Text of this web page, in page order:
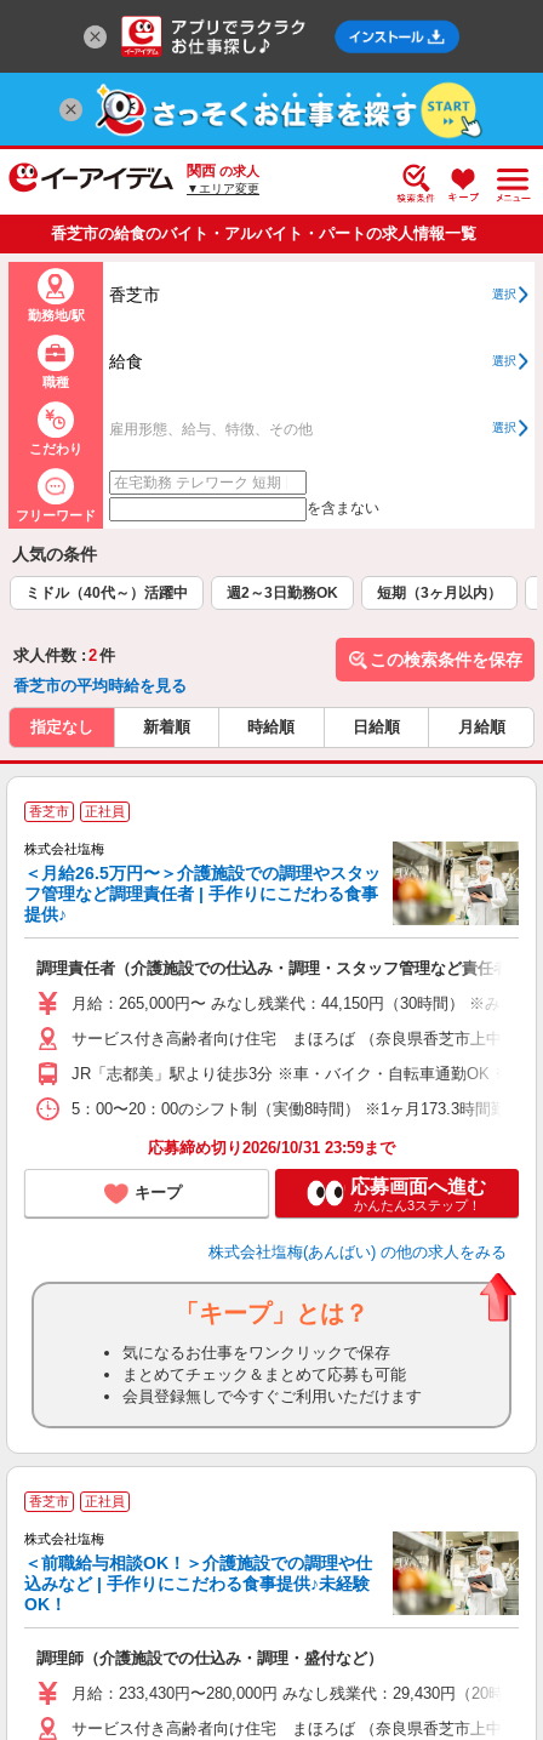
関西 の求人
▼エリア変更
香芝市の給食のバイト・アルバイト・パートの求人情報一覧
勤務地/駅
香芝市 選択
職種
給食 選択
こだわり
雇用形態、給与、特徴、その他 選択
フリーワード を含まない
人気の条件
ミドル（40代～）活躍中 週2～3日勤務OK 短期（3ヶ月以内）
求人件数 : 2件
香芝市の平均時給を見る
この検索条件を保存
指定なし 新着順 時給順 日給順 月給順
香芝市 正社員
株式会社塩梅
＜月給26.5万円〜＞介護施設での調理やスタッ
フ管理など調理責任者 | 手作りにこだわる食事
提供♪
調理責任者（介護施設での仕込み・調理・スタッフ管理など責任者業
月給：265,000円〜 みなし残業代：44,150円（30時間） ※みな
サービス付き高齢者向け住宅 まほろば （奈良県香芝市上中１１
JR「志都美」駅より徒歩3分 ※車・バイク・自転車通勤OK ※交
5：00〜20：00のシフト制（実働8時間） ※1ヶ月173.3時間勤務（
応募締め切り2026/10/31 23:59まで
キープ 応募画面へ進む
かんたん3ステップ！
株式会社塩梅(あんばい) の他の求人をみる
「キープ」とは？
気になるお仕事をワンクリックで保存
まとめてチェック＆まとめて応募も可能
会員登録無しで今すぐご利用いただけます
香芝市 正社員
株式会社塩梅
＜前職給与相談OK！＞介護施設での調理や仕
込みなど | 手作りにこだわる食事提供♪未経験
OK！
調理師（介護施設での仕込み・調理・盛付など）
月給：233,430円〜280,000円 みなし残業代：29,430円（20時
サービス付き高齢者向け住宅 まほろば （奈良県香芝市上中１１